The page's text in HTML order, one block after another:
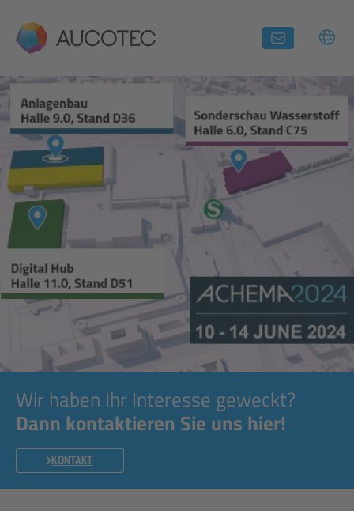
Aucotec
Wir haben Ihr Interesse geweckt?
Dann kontaktieren Sie uns hier!
KONTAKT